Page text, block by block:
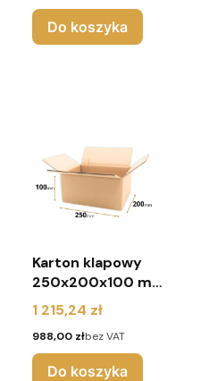
Do koszyka
Karton klapowy
250x200x100 mm
(paleta 1800
sztuk)
Cena
1 215,24 zł
Cena
988,00 złbez VAT
Do koszyka